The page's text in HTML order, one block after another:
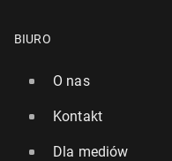
BIURO
O nas
Kontakt
Dla mediów